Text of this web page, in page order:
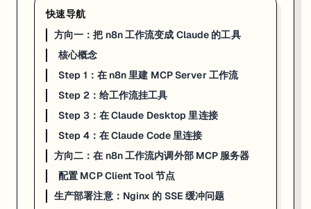
节点配置：
  Authentication: Bearer Token
激活工作流后，节点面板会显示两个 URL：
Test URL
Production URL：格式https://你的域名/mcp/工作流ID
Cloud 用户的 Production URL 格式： https://<子域名
Step 2：给工作流挂工具
以"查询课程信息"为例：
方案 A — Custom n8n Workflow Tool（推荐，可复用已有工作流）：
快速导航
方向一：把 n8n 工作流变成 Claude 的工具
核心概念
Step 1：在 n8n 里建 MCP Server 工作流
Step 2：给工作流挂工具
Step 3：在 Claude Desktop 里连接
Step 4：在 Claude Code 里连接
方向二：在 n8n 工作流内调外部 MCP 服务器
配置 MCP Client Tool 节点
生产部署注意：Nginx 的 SSE 缓冲问题